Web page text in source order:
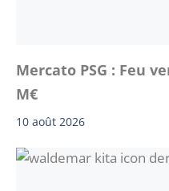
Mercato PSG : Feu
M€
10 août 2026